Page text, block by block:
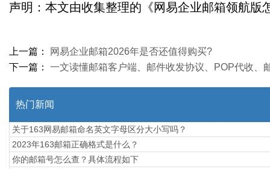
声明：本文由收集整理的《网易企业邮箱领航
上一篇：
网易企业邮箱2026年是否还值得购买?
下一篇： 一文读懂邮箱客户端、邮件收发协议、POP代收、
热门新闻
关于163网易邮箱命名英文字母区分大小写吗？
2023年163邮箱正确格式是什么？
你的邮箱号怎么查？具体流程如下